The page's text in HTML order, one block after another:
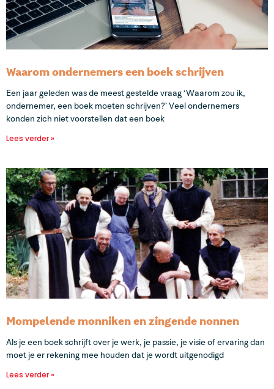
Waarom ondernemers een boek schrijven
Een jaar geleden was de meest gestelde vraag ‘Waarom zou ik,
ondernemer, een boek moeten schrijven?’ Veel ondernemers
konden zich niet voorstellen dat een boek
Lees verder »
Mompelende monniken en zingende nonnen
Als je een boek schrijft over je werk, je passie, je visie of ervaring dan
moet je er rekening mee houden dat je wordt uitgenodigd
Lees verder »